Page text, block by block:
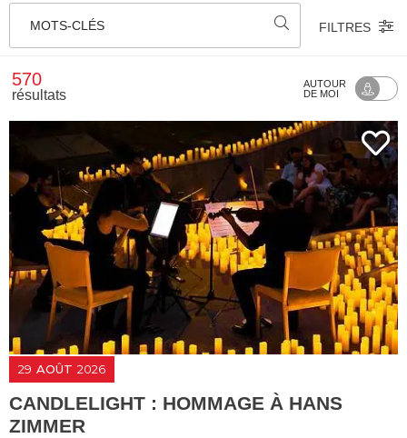
MOTS-CLÉS FILTRES
570
résultats
AUTOUR
DE MOI
29 AOÛT 2026
CANDLELIGHT : HOMMAGE À HANS
ZIMMER